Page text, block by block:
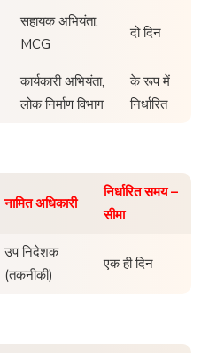
सहायक अभियंता,
MCG
दो दिन
कार्यकारी अभियंता,
लोक निर्माण विभाग
के रूप में
निर्धारित
नामित अधिकारी
निर्धारित समय –
सीमा
उप निदेशक
(तकनीकी)
एक ही दिन